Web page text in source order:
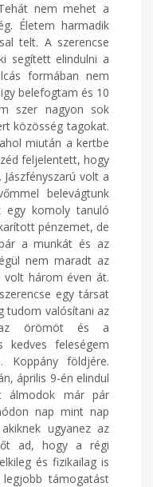
nem mehet a
Életem harmadik
telt. A szerencse
segített elindulni a
formában nem
belefogtam és 10
szer nagyon sok
közösség tagokat.
miután a kertbe
feljelentett, hogy
volt a
belevágtunk
egy komoly tanuló
pénzemet, de
a munkát és az
nem maradt az
három éven át.
egy társat
tudom valósítani az
az örömöt és a
feleségem
Koppány földjére.
április 9-én elindul
álmodok már pár
nap mint nap
ugyanez az
ad, hogy a régi
és fizikailag is
támogatást